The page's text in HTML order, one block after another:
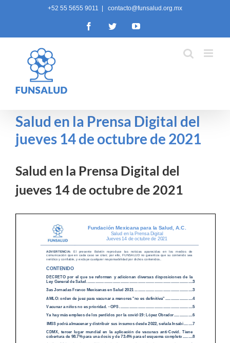
+52 55 5655 9011 contacto@funsalud.org.mx
FacebookTwitterYouTube
Salud en la Prensa Digital del
jueves 14 de octubre de 2021
Salud en la Prensa Digital del
jueves 14 de octubre de 2021